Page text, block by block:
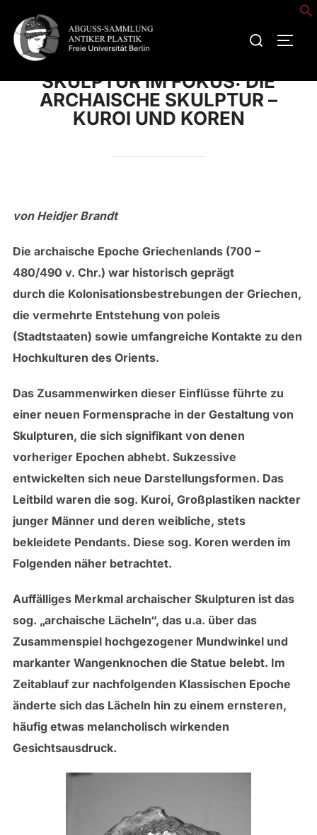
Inhalt
springen
Suchen
SKULPTUR IM FOKUS: DIE
ARCHAISCHE SKULPTUR –
KUROI UND KOREN
von Heidjer Brandt
Die archaische Epoche Griechenlands (700 –
480/490 v. Chr.) war historisch geprägt
durch die Kolonisationsbestrebungen der Griechen,
die vermehrte Entstehung von poleis
(Stadtstaaten) sowie umfangreiche Kontakte zu den
Hochkulturen des Orients.
Das Zusammenwirken dieser Einflüsse führte zu
einer neuen Formensprache in der Gestaltung von
Skulpturen, die sich signifikant von denen
vorheriger Epochen abhebt. Sukzessive
entwickelten sich neue Darstellungsformen. Das
Leitbild waren die sog. Kuroi, Großplastiken nackter
junger Männer und deren weibliche, stets
bekleidete Pendants. Diese sog. Koren werden im
Folgenden näher betrachtet.
Auffälliges Merkmal archaischer Skulpturen ist das
sog. „archaische Lächeln“, das u.a. über das
Zusammenspiel hochgezogener Mundwinkel und
markanter Wangenknochen die Statue belebt. Im
Zeitablauf zur nachfolgenden Klassischen Epoche
änderte sich das Lächeln hin zu einem ernsteren,
häufig etwas melancholisch wirkenden
Gesichtsausdruck.